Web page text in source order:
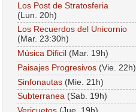
Los Post de Stratosferia
(Lun. 20h)
Los Recuerdos del Unicornio
(Mar. 23:30h)
Música Dificil (Mar. 19h)
Paisajes Progresivos (Vie. 22h)
Sinfonautas (Mie. 21h)
Subterranea (Sab. 19h)